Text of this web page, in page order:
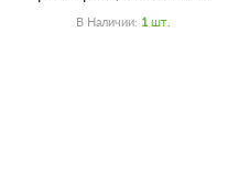
В Наличии: 1 Шт.